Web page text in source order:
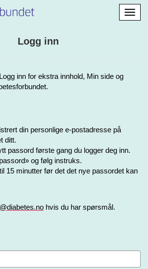
Logg inn
inn for ekstra innhold, Min side og
din personlige e-postadresse på
ditt.
passord første gang du logger deg inn.
og følg instruks.
15 minutter før det det nye passordet kan
hvis du har spørsmål.